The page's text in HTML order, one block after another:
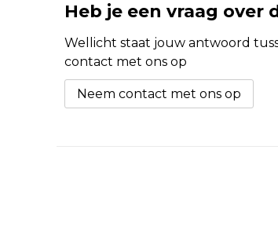
Heb je een vraag over
Wellicht staat jouw antwoord
contact met ons op
Neem contact met ons op